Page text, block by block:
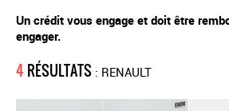
Un crédit vous engage et doit être
engager.
4RÉSULTATS : RENAULT